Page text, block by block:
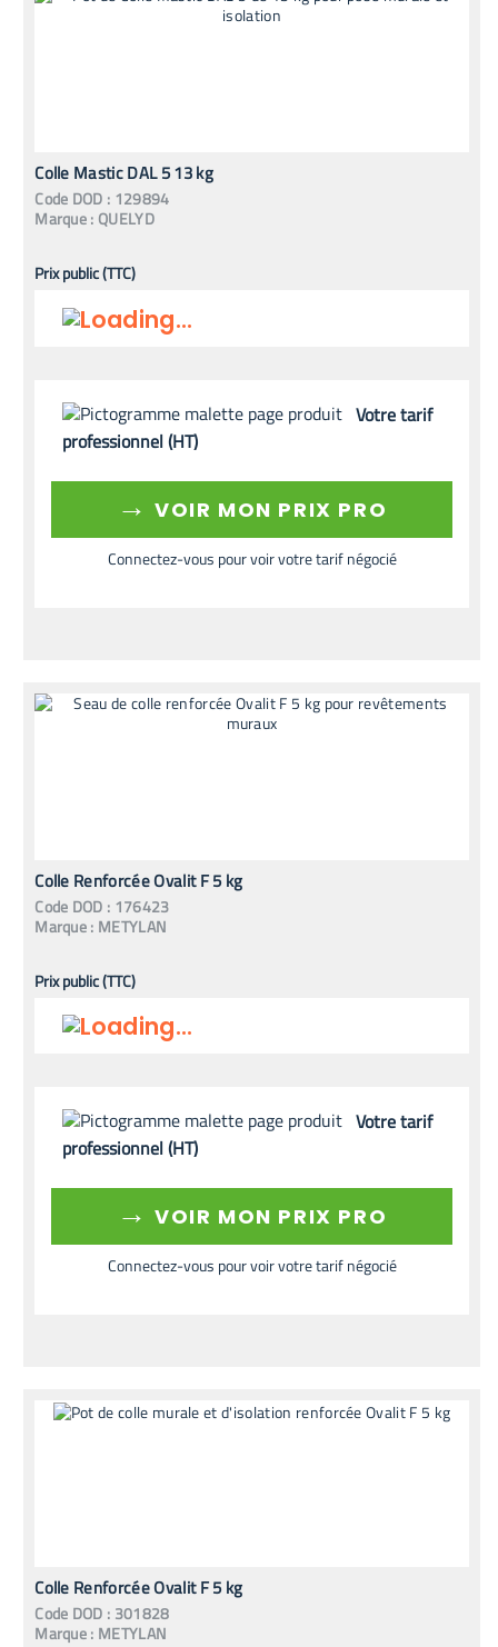
Colle Mastic DAL 5 13 kg
Code DOD : 129894
Marque : QUELYD
Prix public (TTC)
Votre tarif
professionnel (HT)
→ VOIR MON PRIX PRO
Connectez-vous pour voir votre tarif négocié
Colle Renforcée Ovalit F 5 kg
Code DOD : 176423
Marque : METYLAN
Prix public (TTC)
Votre tarif
professionnel (HT)
→ VOIR MON PRIX PRO
Connectez-vous pour voir votre tarif négocié
Colle Renforcée Ovalit F 5 kg
Code DOD : 301828
Marque : METYLAN